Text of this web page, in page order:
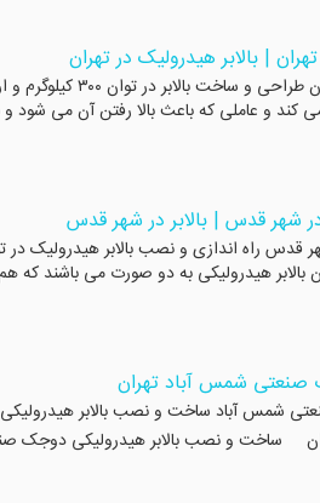
| بالابر هیدرولیک در تهران
کند و عاملی که باعث بالا رفتن آن می شود
شهر قدس | بالابر در شهر قدس
هیدرولیکی به دو صورت می باشند که هم
صنعتی شمس آباد تهران
ساخت و نصب بالابر هیدرولیکی دوجک